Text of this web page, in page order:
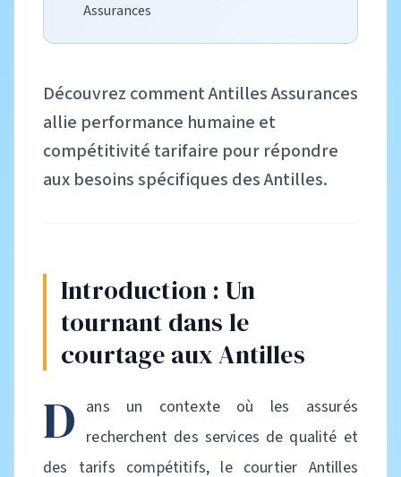
Assurances
Découvrez comment Antilles Assurances
allie performance humaine et
compétitivité tarifaire pour répondre
aux besoins spécifiques des Antilles.
Introduction : Un
tournant dans le
courtage aux Antilles
D ans un contexte où les assurés
recherchent des services de qualité et
des tarifs compétitifs, le courtier Antilles